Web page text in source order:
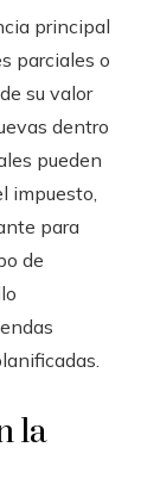
principal
parciales o
su valor
dentro
pueden
impuesto,
para
de
la